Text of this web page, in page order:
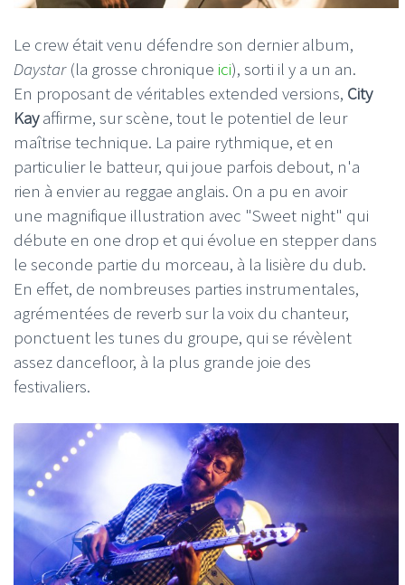
Le crew était venu défendre son dernier album,
Daystar(la grosse chronique ici), sorti il y a un an.
En proposant de véritables extended versions, City
Kayaffirme, sur scène, tout le potentiel de leur
maîtrise technique. La paire rythmique, et en
particulier le batteur, qui joue parfois debout, n'a
rien à envier au reggae anglais. On a pu en avoir
une magnifique illustration avec "Sweet night" qui
débute en one drop et qui évolue en stepper dans
le seconde partie du morceau, à la lisière du dub.
En effet, de nombreuses parties instrumentales,
agrémentées de reverb sur la voix du chanteur,
ponctuent les tunes du groupe, qui se révèlent
assez dancefloor, à la plus grande joie des
festivaliers.